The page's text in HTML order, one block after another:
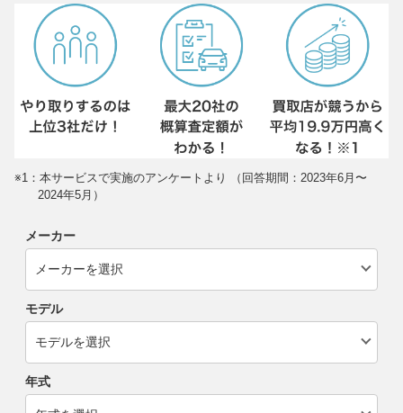
※1：本サービスで実施のアンケートより （回答期間：2023年6月〜
2024年5月）
メーカー
モデル
年式